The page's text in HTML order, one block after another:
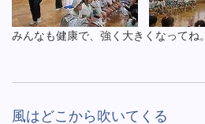
みんなも健康で、強く大きくなってね。
風はどこから吹いてくる